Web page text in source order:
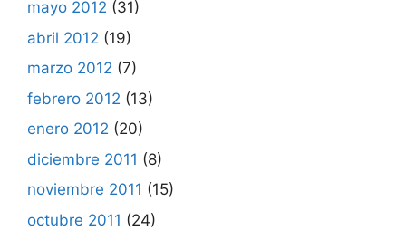
mayo 2012 (31)
abril 2012 (19)
marzo 2012 (7)
febrero 2012 (13)
enero 2012 (20)
diciembre 2011 (8)
noviembre 2011 (15)
octubre 2011 (24)